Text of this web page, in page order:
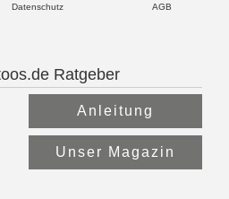
Datenschutz AGB
Ratgeber
Anleitung
Unser Magazin